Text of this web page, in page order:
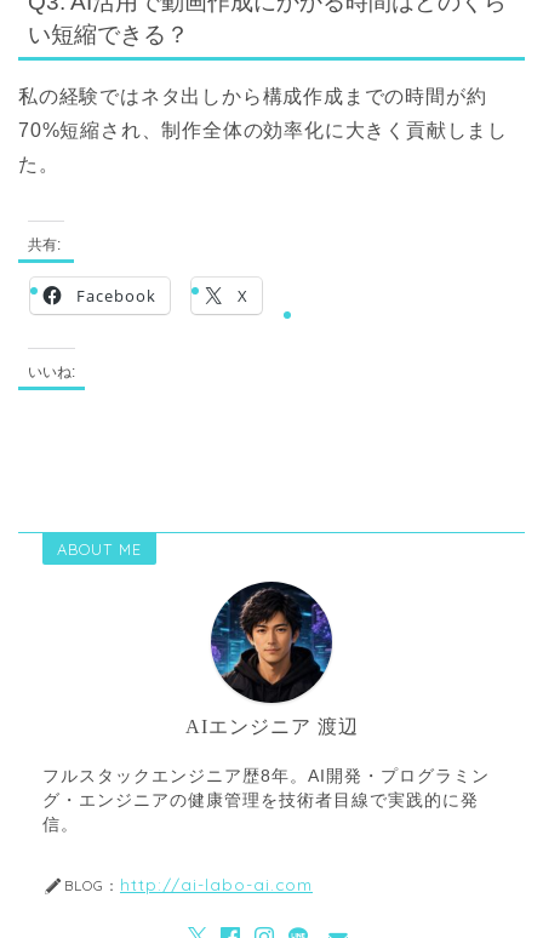
い短縮できる？
私の経験ではネタ出しから構成作成までの時間が約
70%短縮され、制作全体の効率化に大きく貢献しまし
た。
共有:
Facebook X
いいね:
ABOUT ME
AIエンジニア 渡辺
フルスタックエンジニア歴8年。AI開発・プログラミン
グ・エンジニアの健康管理を技術者目線で実践的に発
信。
BLOG： http://ai-labo-ai.com